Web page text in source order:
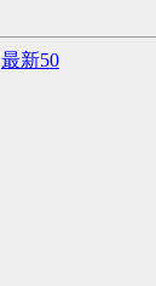
最新50